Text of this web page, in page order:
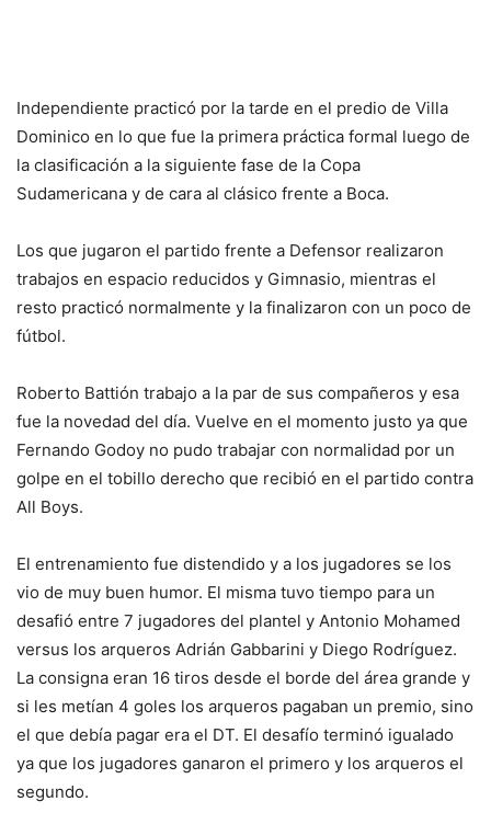
Independiente practicó por la tarde en el predio de Villa
Dominico en lo que fue la primera práctica formal luego de
la clasificación a la siguiente fase de la Copa
Sudamericana y de cara al clásico frente a Boca.
Los que jugaron el partido frente a Defensor realizaron
trabajos en espacio reducidos y Gimnasio, mientras el
resto practicó normalmente y la finalizaron con un poco de
fútbol.
Roberto Battión trabajo a la par de sus compañeros y esa
fue la novedad del día. Vuelve en el momento justo ya que
Fernando Godoy no pudo trabajar con normalidad por un
golpe en el tobillo derecho que recibió en el partido contra
All Boys.
El entrenamiento fue distendido y a los jugadores se los
vio de muy buen humor. El misma tuvo tiempo para un
desafió entre 7 jugadores del plantel y Antonio Mohamed
versus los arqueros Adrián Gabbarini y Diego Rodríguez.
La consigna eran 16 tiros desde el borde del área grande y
si les metían 4 goles los arqueros pagaban un premio, sino
el que debía pagar era el DT. El desafío terminó igualado
ya que los jugadores ganaron el primero y los arqueros el
segundo.